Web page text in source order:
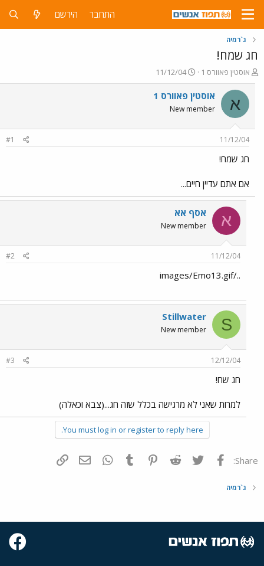
התחבר הירשם
ג`רמיה
חג שמח!
פ
ו
ת
ח
ה
ש
א
אוסטין פאוורס 1
פ
ו
ר
ם
11/12/04
א אוסטין פאוורס 1
New member
11/12/04
#1
חג שמח!
אם אתם עדיין חיים...
א אסף אא
New member
11/12/04
#2
../images/Emo13.gif
S
Stillwater
New member
12/12/04
#3
חג שח!
למרות שאני לא מרגישה בכלל שזה חג...(צבא וכאלה)
You must log in or register to reply here.
Share: פייסבוק Twitter
Reddit
Pinterest
Tumblr
WhatsAppדואר אלקטרוני
ג`רמיה